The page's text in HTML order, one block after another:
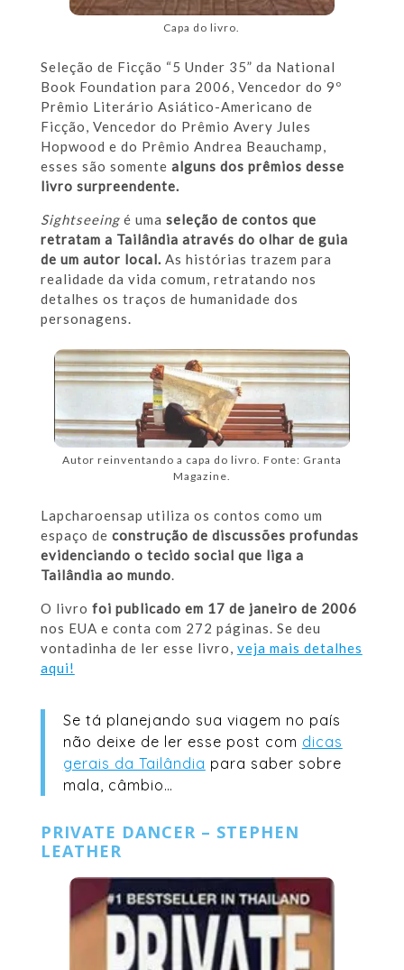
Capa do livro.
Seleção de Ficção “5 Under 35” da National
Book Foundation para 2006, Vencedor do 9º
Prêmio Literário Asiático-Americano de
Ficção, Vencedor do Prêmio Avery Jules
Hopwood e do Prêmio Andrea Beauchamp,
esses são somente alguns dos prêmios desse
livro surpreendente.
Sightseeingé uma seleção de contos que
retratam a Tailândia através do olhar de guia
de um autor local. As histórias trazem para
realidade da vida comum, retratando nos
detalhes os traços de humanidade dos
personagens.
Autor reinventando a capa do livro. Fonte: Granta
Magazine.
Lapcharoensap utiliza os contos como um
espaço de construção de discussões profundas
evidenciando o tecido social que liga a
Tailândia ao mundo.
O livro foi publicado em 17 de janeiro de 2006
nos EUA e conta com 272 páginas. Se deu
vontadinha de ler esse livro, veja mais detalhes
aqui!
Se tá planejando sua viagem no país
não deixe de ler esse post com dicas
gerais da Tailândia para saber sobre
mala, câmbio…
PRIVATE DANCER – STEPHEN
LEATHER